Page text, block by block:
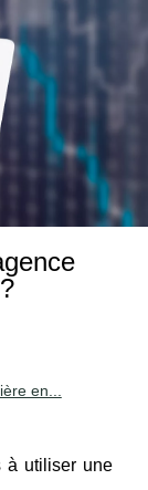
en...
à utiliser une